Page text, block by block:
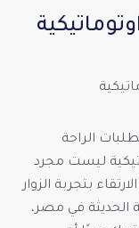
الراحة
ليست مجرد
بتجربة الزوار
الحديثة في مصر،